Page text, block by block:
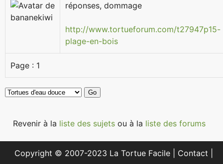
réponses, dommage
http://www.tortueforum.com/t27947p15-
plage-en-bois
Page : 1
Revenir à la liste des sujets ou à la liste des forums
Copyright © 2007-2023 La Tortue Facile | Contact